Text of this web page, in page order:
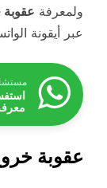
ولمعرفة
عبر أيقونة
عقوبة خروج